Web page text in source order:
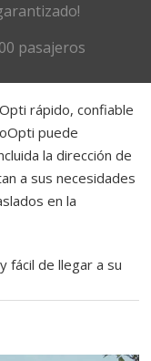
pasajeros
rápido, confiable
puede
la dirección de
a sus necesidades
en la
fácil de llegar a su